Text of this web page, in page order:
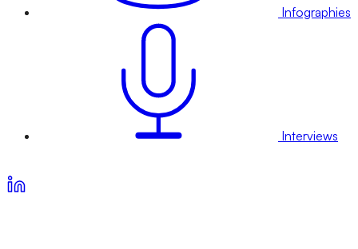
Infographies
Interviews